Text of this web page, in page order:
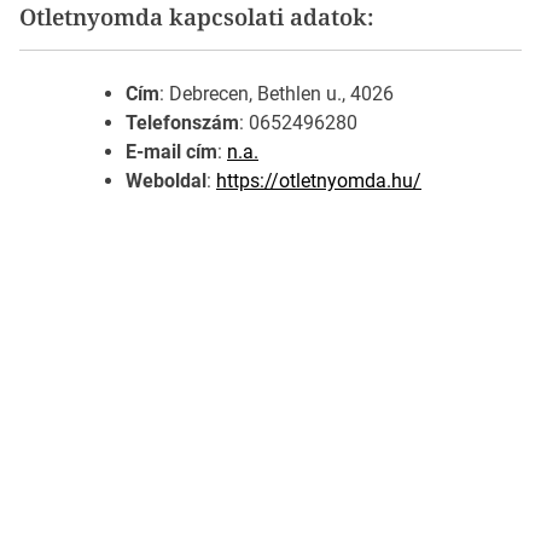
Otletnyomda kapcsolati adatok:
Cím: Debrecen, Bethlen u., 4026
Telefonszám: 0652496280
E-mail cím: n.a.
Weboldal : https://otletnyomda.hu/